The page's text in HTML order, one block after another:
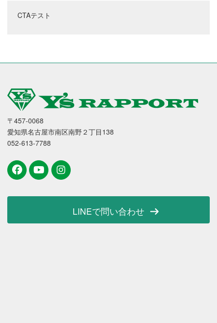
CTAテスト
〒457-0068
愛知県名古屋市南区南野２丁目138
052-613-7788
LINEで問い合わせ